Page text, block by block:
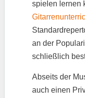
spielen lernen
an der
schließlich
Abseits der
auch einen